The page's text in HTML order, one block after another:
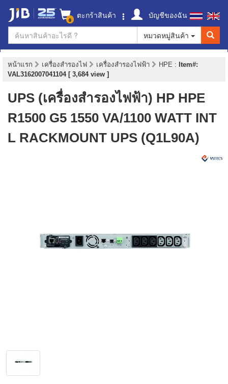
0 ตะกร้าสินค้า
บัญชีของฉัน
หมวดหมู่สินค้า
หน้าแรก เครื่องสำรองไฟ เครื่องสำรองไฟฟ้า HPE : Item#:
VAL3162007041104 [ 3,684 view ]
UPS (เครื่องสำรองไฟฟ้า) HP HPE
R1500 G5 1550 VA/1100 WATT INT
L RACKMOUNT UPS (Q1L90A)